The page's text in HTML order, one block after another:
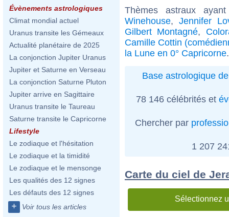
Évènements astrologiques
Climat mondial actuel
Uranus transite les Gémeaux
Actualité planétaire de 2025
La conjonction Jupiter Uranus
Jupiter et Saturne en Verseau
La conjonction Saturne Pluton
Jupiter arrive en Sagittaire
Uranus transite le Taureau
Saturne transite le Capricorne
Lifestyle
Le zodiaque et l'hésitation
Le zodiaque et la timidité
Le zodiaque et le mensonge
Les qualités des 12 signes
Les défauts des 12 signes
+ Voir tous les articles
Thèmes astraux
Winehouse, Jennifer
Gilbert Montagné,
Camille Cottin
la Lune en 0° Capricorne.
Base astrologique
78 146 célébrités et
Chercher par
1 207
Carte du ciel de
Sélectionnez